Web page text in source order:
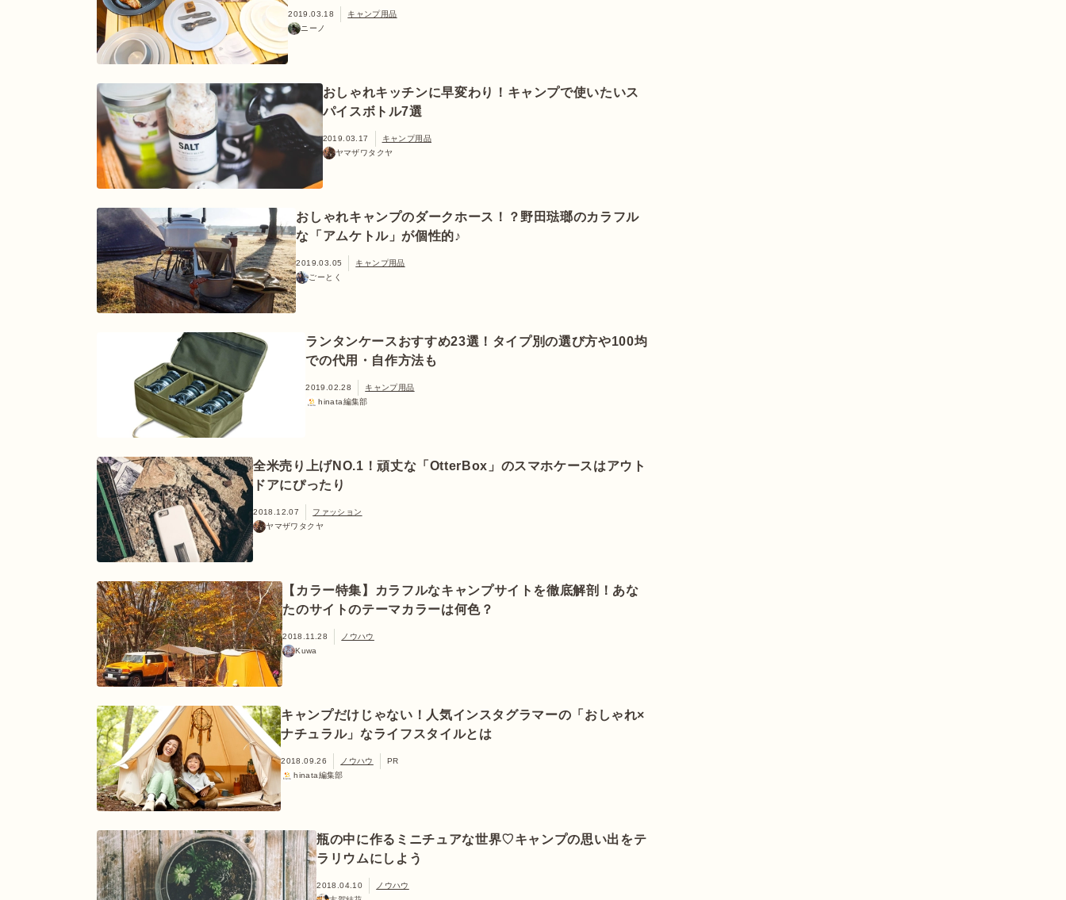
2019.03.18
キャンプ用品
ニーノ
おしゃれキッチンに早変わり！キャンプで使いたいス
パイスボトル7選
2019.03.17
キャンプ用品
ヤマザワタクヤ
おしゃれキャンプのダークホース！？野田琺瑯のカラフル
な「アムケトル」が個性的♪
2019.03.05
キャンプ用品
ごーとく
ランタンケースおすすめ23選！タイプ別の選び方や100均
での代用・自作方法も
2019.02.28
キャンプ用品
hinata編集部
全米売り上げNO.1！頑丈な「OtterBox」のスマホケースはアウト
ドアにぴったり
2018.12.07
ファッション
ヤマザワタクヤ
【カラー特集】カラフルなキャンプサイトを徹底解剖！あな
たのサイトのテーマカラーは何色？
2018.11.28
ノウハウ
Kuwa
キャンプだけじゃない！人気インスタグラマーの「おしゃれ×
ナチュラル」なライフスタイルとは
2018.09.26 ノウハウ
PR
hinata編集部
瓶の中に作るミニチュアな世界♡キャンプの思い出をテ
ラリウムにしよう
2018.04.10
ノウハウ